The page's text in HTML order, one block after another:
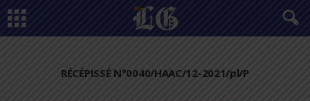
RÉCÉPISSÉ N°0040/HAAC/12-2021/pl/P